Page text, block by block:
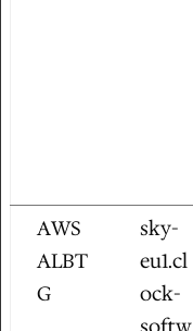
AWS
ALBT
G
sky-
eu1.cl
ock-